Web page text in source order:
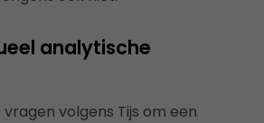
analytische
volgens Tijs om een